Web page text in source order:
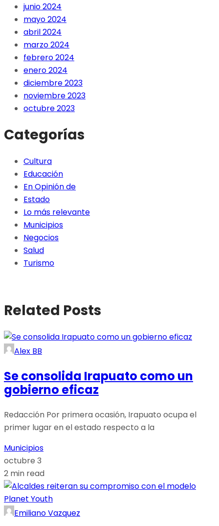
junio 2024
mayo 2024
abril 2024
marzo 2024
febrero 2024
enero 2024
diciembre 2023
noviembre 2023
octubre 2023
Categorías
Cultura
Educación
En Opinión de
Estado
Lo más relevante
Municipios
Negocios
Salud
Turismo
Related Posts
Alex BB
Se consolida Irapuato como un
gobierno eficaz
Redacción Por primera ocasión, Irapuato ocupa el
primer lugar en el estado respecto a la
Municipios
octubre 3
2 min read
Emiliano Vazquez